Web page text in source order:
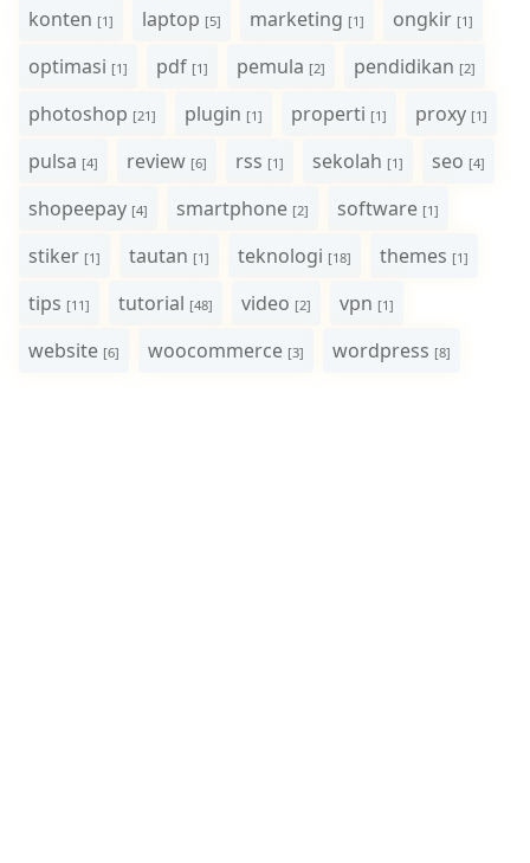
konten [1] laptop [5] marketing [1] ongkir [1]
optimasi [1] pdf [1] pemula [2] pendidikan [2]
photoshop [21] plugin [1] properti [1] proxy [1]
pulsa [4] review [6] rss [1] sekolah [1] seo [4]
shopeepay [4] smartphone [2] software [1]
stiker [1] tautan [1] teknologi [18] themes [1]
tips [11] tutorial [48] video [2] vpn [1]
website [6] woocommerce [3] wordpress [8]